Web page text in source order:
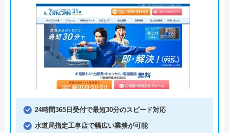
24時間365日受付で最短30分のスピード対応
水道局指定工事店で幅広い業務が可能